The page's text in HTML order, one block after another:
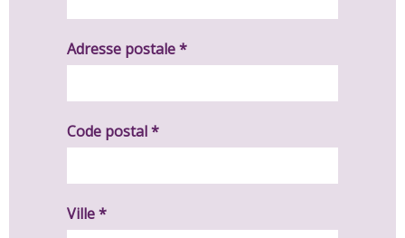
Adresse postale *
Code postal *
Ville *